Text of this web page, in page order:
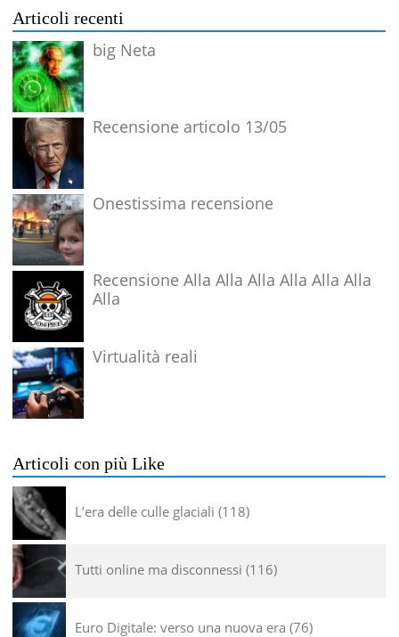
Articoli recenti
big Neta
Recensione articolo 13/05
Onestissima recensione
Recensione Alla Alla Alla Alla Alla Alla
Alla
Virtualità reali
Articoli con più Like
L’era delle culle glaciali 118
Tutti online ma disconnessi 116
Euro Digitale: verso una nuova era 76